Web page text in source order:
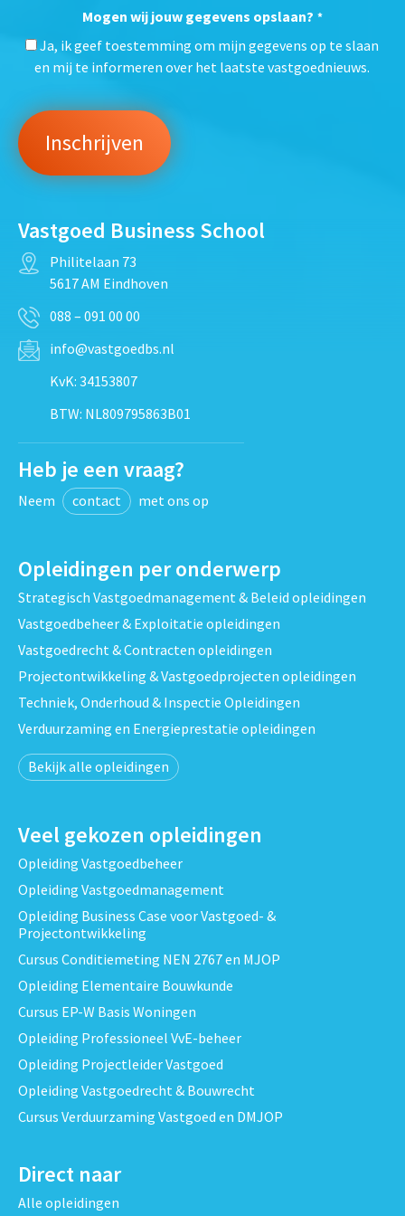
Mogen wij jouw gegevens opslaan? *
Ja, ik geef toestemming om mijn gegevens op te slaan
en mij te informeren over het laatste vastgoednieuws.
Vastgoed Business School
Philitelaan 73
5617 AM Eindhoven
088 – 091 00 00
info@vastgoedbs.nl
KvK: 34153807
BTW: NL809795863B01
Heb je een vraag?
Neem contact met ons op
Opleidingen per onderwerp
Strategisch Vastgoedmanagement & Beleid opleidingen
Vastgoedbeheer & Exploitatie opleidingen
Vastgoedrecht & Contracten opleidingen
Projectontwikkeling & Vastgoedprojecten opleidingen
Techniek, Onderhoud & Inspectie Opleidingen
Verduurzaming en Energieprestatie opleidingen
Bekijk alle opleidingen
Veel gekozen opleidingen
Opleiding Vastgoedbeheer
Opleiding Vastgoedmanagement
Opleiding Business Case voor Vastgoed- &
Projectontwikkeling
Cursus Conditiemeting NEN 2767 en MJOP
Opleiding Elementaire Bouwkunde
Cursus EP-W Basis Woningen
Opleiding Professioneel VvE-beheer
Opleiding Projectleider Vastgoed
Opleiding Vastgoedrecht & Bouwrecht
Cursus Verduurzaming Vastgoed en DMJOP
Direct naar
Alle opleidingen